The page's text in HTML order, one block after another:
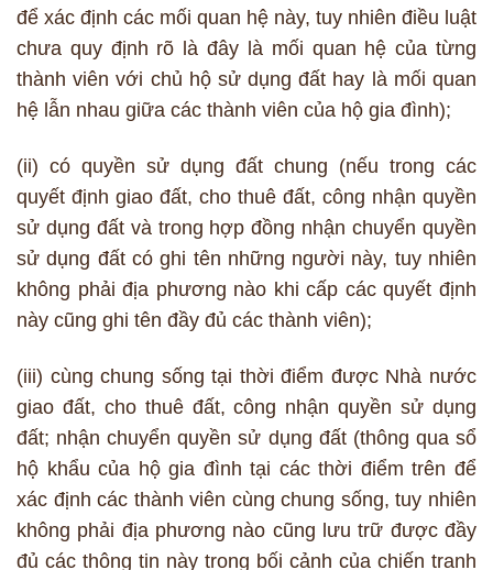
để xác định các mối quan hệ này, tuy nhiên điều luật
chưa quy định rõ là đây là mối quan hệ của từng
thành viên với chủ hộ sử dụng đất hay là mối quan
hệ lẫn nhau giữa các thành viên của hộ gia đình);
(ii) có quyền sử dụng đất chung (nếu trong các
quyết định giao đất, cho thuê đất, công nhận quyền
sử dụng đất và trong hợp đồng nhận chuyển quyền
sử dụng đất có ghi tên những người này, tuy nhiên
không phải địa phương nào khi cấp các quyết định
này cũng ghi tên đầy đủ các thành viên);
(iii) cùng chung sống tại thời điểm được Nhà nước
giao đất, cho thuê đất, công nhận quyền sử dụng
đất; nhận chuyển quyền sử dụng đất (thông qua sổ
hộ khẩu của hộ gia đình tại các thời điểm trên để
xác định các thành viên cùng chung sống, tuy nhiên
không phải địa phương nào cũng lưu trữ được đầy
đủ các thông tin này trong bối cảnh của chiến tranh